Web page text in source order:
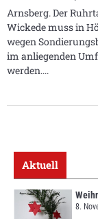
Arnsberg. Der
Wickede muss in
wegen
im anliegenden
werden.
Aktuell
8.